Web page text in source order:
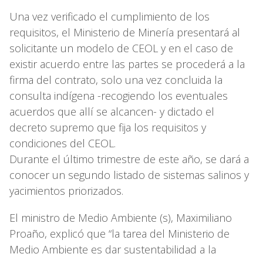
Una vez verificado el cumplimiento de los
requisitos, el Ministerio de Minería presentará al
solicitante un modelo de CEOL y en el caso de
existir acuerdo entre las partes se procederá a la
firma del contrato, solo una vez concluida la
consulta indígena -recogiendo los eventuales
acuerdos que allí se alcancen- y dictado el
decreto supremo que fija los requisitos y
condiciones del CEOL.
Durante el último trimestre de este año, se dará a
conocer un segundo listado de sistemas salinos y
yacimientos priorizados.
El ministro de Medio Ambiente (s), Maximiliano
Proaño, explicó que “la tarea del Ministerio de
Medio Ambiente es dar sustentabilidad a la